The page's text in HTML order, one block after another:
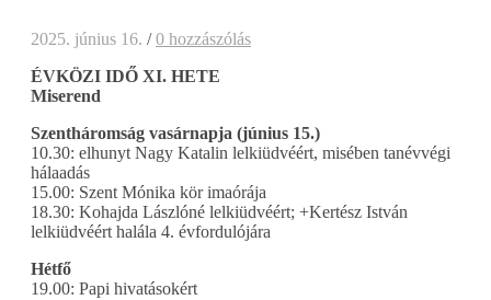
2025. június 16. / 0 hozzászólás
ÉVKÖZI IDŐ XI. HETE
Miserend
Szentháromság vasárnapja (június 15.)
10.30: elhunyt Nagy Katalin lelkiüdvéért, misében tanévvégi
hálaadás
15.00: Szent Mónika kör imaórája
18.30: Kohajda Lászlóné lelkiüdvéért; +Kertész István
lelkiüdvéért halála 4. évfordulójára
Hétfő
19.00: Papi hivatásokért